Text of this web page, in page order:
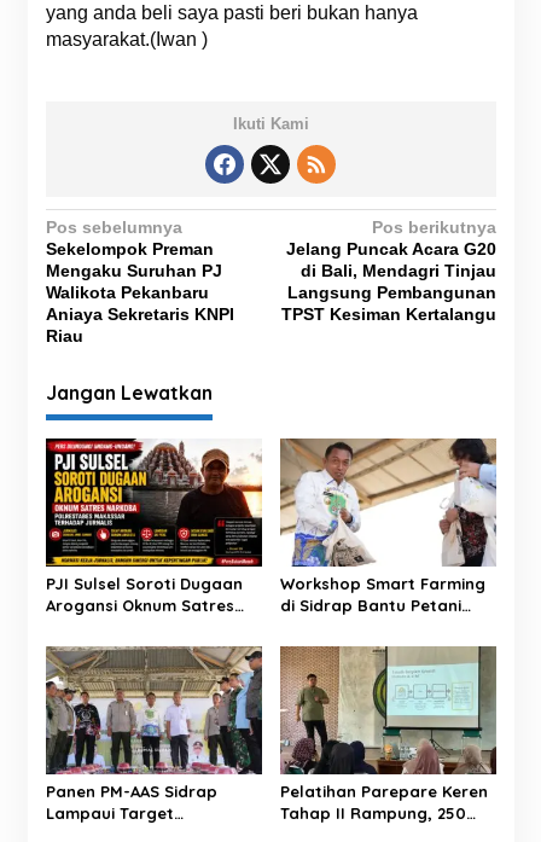
yang anda beli saya pasti beri bukan hanya
masyarakat.(Iwan )
Ikuti Kami
N
a
v
i
a
s
p
o
s
Pos sebelumnya
Sekelompok Preman
Mengaku Suruhan PJ
Walikota Pekanbaru
Aniaya Sekretaris KNPI
Riau
Pos berikutnya
Jelang Puncak Acara G20
di Bali, Mendagri Tinjau
Langsung Pembangunan
TPST Kesiman Kertalangu
Jangan Lewatkan
PJI Sulsel Soroti Dugaan
Arogansi Oknum Satres
Makassar terhadap
Jurnalis Saat Peliputan
Workshop Smart Farming
di Sidrap Bantu Petani
Pertanian Modern
Panen PM-AAS Sidrap
Lampaui Target
Pelatihan Parepare Keren
Tahap II Rampung, 250